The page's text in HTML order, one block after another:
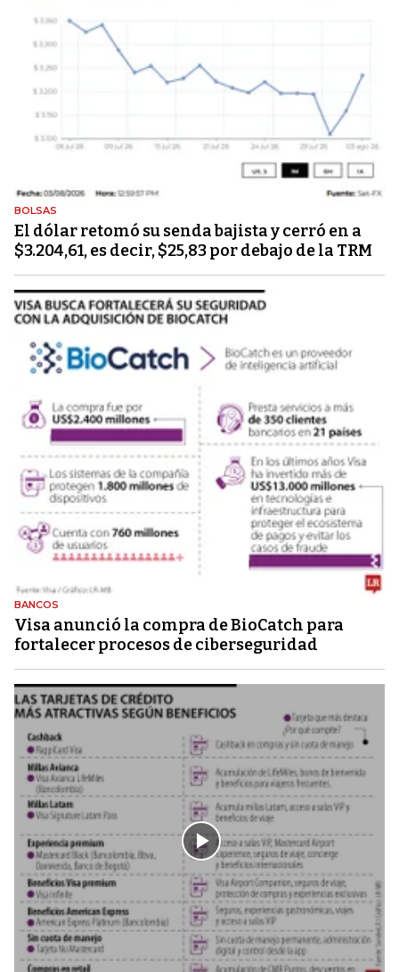
BOLSAS
El dólar retomó su senda bajista y cerró en a
$3.204,61, es decir, $25,83 por debajo de la TRM
BANCOS
Visa anunció la compra de BioCatch para
fortalecer procesos de ciberseguridad